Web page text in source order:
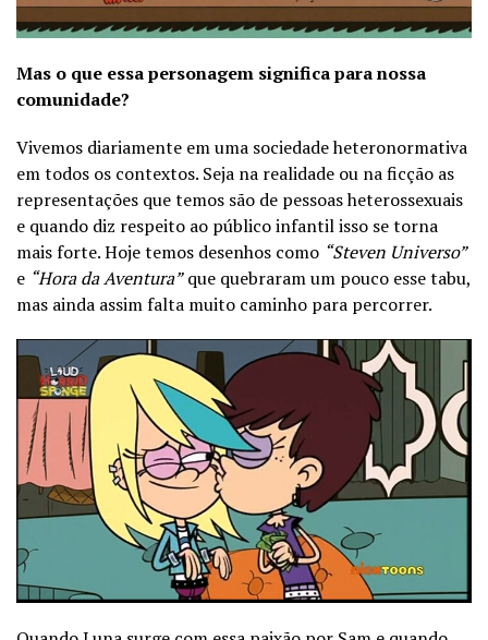
Mas o que essa personagem significa para nossa
comunidade?
Vivemos diariamente em uma sociedade heteronormativa
em todos os contextos. Seja na realidade ou na ficção as
representações que temos são de pessoas heterossexuais
e quando diz respeito ao público infantil isso se torna
mais forte. Hoje temos desenhos como “Steven Universo”
e “Hora da Aventura”que quebraram um pouco esse tabu,
mas ainda assim falta muito caminho para percorrer.